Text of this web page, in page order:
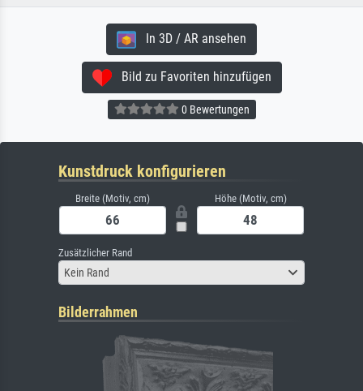
In 3D / AR ansehen
Bild zu Favoriten hinzufügen
0 Bewertungen
Kunstdruck konfigurieren
Breite (Motiv, cm) Höhe (Motiv, cm)
Zusätzlicher Rand
Kein Rand
Bilderrahmen